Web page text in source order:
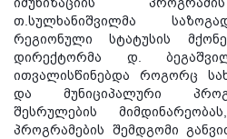
თ.სულხანიშვილმა
რეგიონული სტატუსის
დირექტორმა დ.
ითვალისწინებდა როგორც
და მუნიციპალური
შესრულების
პროგრამების შემდგომი